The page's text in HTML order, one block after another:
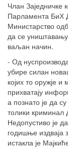
Члан Заједничке
Парламента БиХ
Министарство
да се
ваљан начин.
- Од
убире силан
којих то оружје
прихватају
а познато је да
толики
Недопустиво је
годишње издваја
истакла је